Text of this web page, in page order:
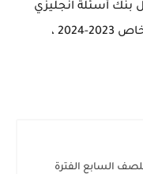
بنك أسئلة انجليزي
الصف السابع الفصل الاول التوجيه الخاص 2023-2024 ،
للصف السابع الفترة